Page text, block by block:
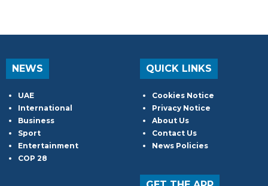
NEWS
UAE
International
Business
Sport
Entertainment
COP 28
QUICK LINKS
Cookies Notice
Privacy Notice
About Us
Contact Us
News Policies